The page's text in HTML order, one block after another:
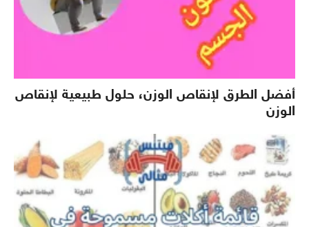
أفضل الطرق لإنقاص الوزن، حلول طبيعية لإنقاص
الوزن